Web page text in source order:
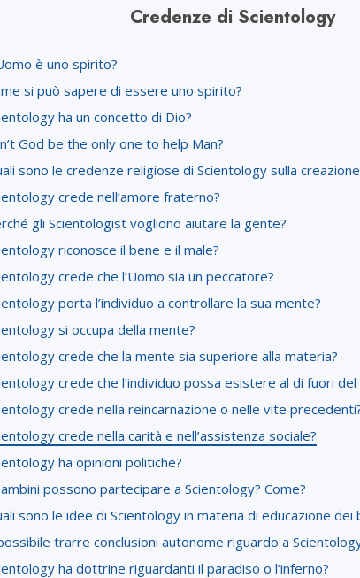
Credenze di Scientology
è uno spirito?
si può sapere di essere uno spirito?
ha un concetto di Dio?
God be the only one to help Man?
sono le credenze religiose di Scientology sulla creazione
crede nell’amore fraterno?
gli Scientologist vogliono aiutare la gente?
riconosce il bene e il male?
crede che l’Uomo sia un peccatore?
porta l’individuo a controllare la sua mente?
si occupa della mente?
crede che la mente sia superiore alla materia?
crede che l’individuo possa esistere al di fuori del
crede nella reincarnazione o nelle vite
crede nella carità e nell’assistenza sociale?
ha opinioni politiche?
possono partecipare a Scientology? Come?
sono le idee di Scientology in materia di educazione dei
trarre conclusioni autonome riguardo a
ha dottrine riguardanti il paradiso o l’inferno?